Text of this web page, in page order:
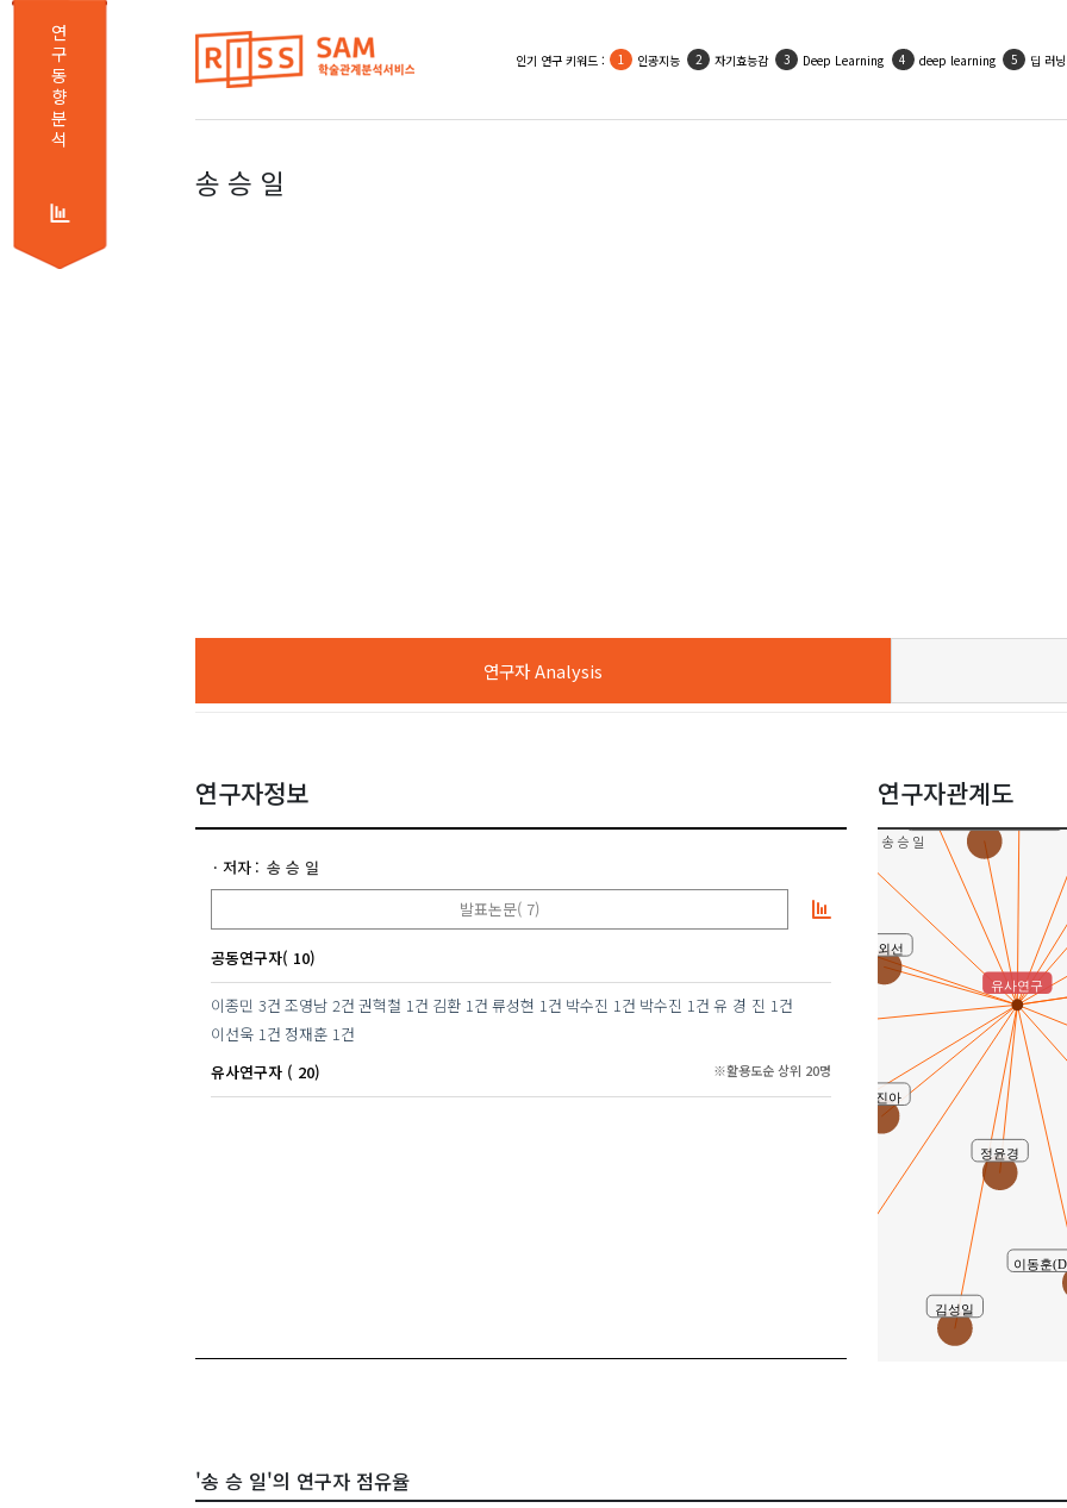
연
구
동
향
분
석
인기 연구 키워드 : 인공지능 자기효능감 Deep Learning deep learning 딥 러닝
송 승 일
연구자 Analysis
연구자정보
저자
송 승 일
발표논문( 7)
공동연구자( 10)
이종민 3건 조영남 2건 권혁철 1건 김환 1건 류성현 1건 박수진 1건 박수진 1건 유 경 진 1건
이선욱 1건 정재훈 1건
유사연구자 ( 20)
※활용도순 상위 20명
연구자관계도
송 승 일
김성일
김종경(Jong Kyung Kim)
박진아
이동훈
정윤경
최외선
유사연구
'송 승 일'의 연구자 점유율